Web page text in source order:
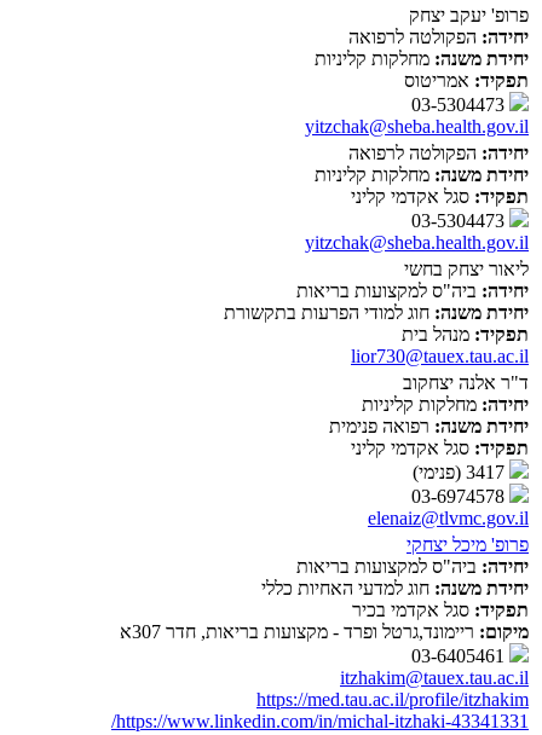
פרופ' יעקב יצחק
יחידה: הפקולטה לרפואה
יחידת משנה: מחלקות קליניות
תפקיד: אמריטוס
yitzchak@sheba.health.gov.il
יחידה: הפקולטה לרפואה
יחידת משנה: מחלקות קליניות
תפקיד: סגל אקדמי קליני
yitzchak@sheba.health.gov.il
ליאור יצחק בחשי
יחידה: ביה"ס למקצועות בריאות
יחידת משנה: חוג למודי הפרעות בתקשורת
תפקיד: מנהל בית
lior730@tauex.tau.ac.il
ד"ר אלנה יצחקוב
יחידה: מחלקות קליניות
יחידת משנה: רפואה פנימית
תפקיד: סגל אקדמי קליני
elenaiz@tlvmc.gov.il
פרופ' מיכל יצחקי
יחידה: ביה"ס למקצועות בריאות
יחידת משנה: חוג למדעי האחיות כללי
תפקיד: סגל אקדמי בכיר
מיקום: ריימונד,גרטל ופרד - מקצועות בריאות, חדר 307א
itzhakim@tauex.tau.ac.il
https://med.tau.ac.il/profile/itzhakim
https://www.linkedin.com/in/michal-itzhaki-43341331/